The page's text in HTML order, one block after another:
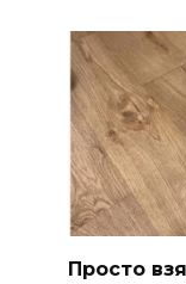
Просто